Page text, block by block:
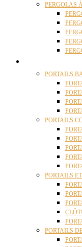
PERGOLAS
PORTAILS
PORTAILS
PORTAILS
PORTAILS